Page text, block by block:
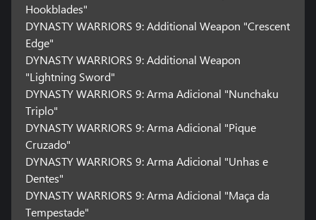
Hookblades"
DYNASTY WARRIORS 9: Additional Weapon "Crescent
Edge"
DYNASTY WARRIORS 9: Additional Weapon
"Lightning Sword"
DYNASTY WARRIORS 9: Arma Adicional "Nunchaku
Triplo"
DYNASTY WARRIORS 9: Arma Adicional "Pique
Cruzado"
DYNASTY WARRIORS 9: Arma Adicional "Unhas e
Dentes"
DYNASTY WARRIORS 9: Arma Adicional "Maça da
Tempestade"